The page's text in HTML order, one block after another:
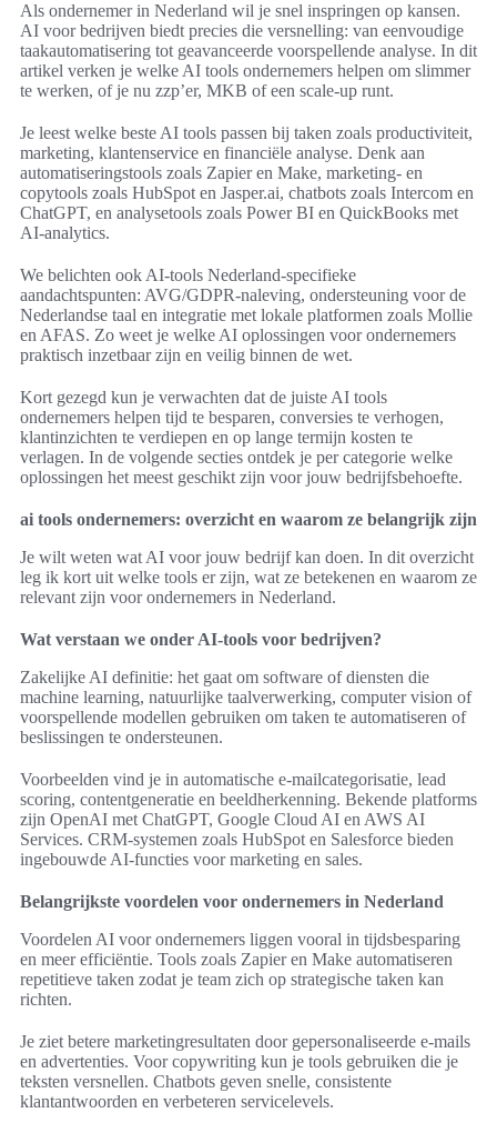
Als ondernemer in Nederland wil je snel inspringen op kansen.
AI voor bedrijven biedt precies die versnelling: van eenvoudige
taakautomatisering tot geavanceerde voorspellende analyse. In dit
artikel verken je welke AI tools ondernemers helpen om slimmer
te werken, of je nu zzp’er, MKB of een scale-up runt.
Je leest welke beste AI tools passen bij taken zoals productiviteit,
marketing, klantenservice en financiële analyse. Denk aan
automatiseringstools zoals Zapier en Make, marketing- en
copytools zoals HubSpot en Jasper.ai, chatbots zoals Intercom en
ChatGPT, en analysetools zoals Power BI en QuickBooks met
AI-analytics.
We belichten ook AI-tools Nederland-specifieke
aandachtspunten: AVG/GDPR-naleving, ondersteuning voor de
Nederlandse taal en integratie met lokale platformen zoals Mollie
en AFAS. Zo weet je welke AI oplossingen voor ondernemers
praktisch inzetbaar zijn en veilig binnen de wet.
Kort gezegd kun je verwachten dat de juiste AI tools
ondernemers helpen tijd te besparen, conversies te verhogen,
klantinzichten te verdiepen en op lange termijn kosten te
verlagen. In de volgende secties ontdek je per categorie welke
oplossingen het meest geschikt zijn voor jouw bedrijfsbehoefte.
ai tools ondernemers: overzicht en waarom ze belangrijk zijn
Je wilt weten wat AI voor jouw bedrijf kan doen. In dit overzicht
leg ik kort uit welke tools er zijn, wat ze betekenen en waarom ze
relevant zijn voor ondernemers in Nederland.
Wat verstaan we onder AI-tools voor bedrijven?
Zakelijke AI definitie: het gaat om software of diensten die
machine learning, natuurlijke taalverwerking, computer vision of
voorspellende modellen gebruiken om taken te automatiseren of
beslissingen te ondersteunen.
Voorbeelden vind je in automatische e-mailcategorisatie, lead
scoring, contentgeneratie en beeldherkenning. Bekende platforms
zijn OpenAI met ChatGPT, Google Cloud AI en AWS AI
Services. CRM-systemen zoals HubSpot en Salesforce bieden
ingebouwde AI-functies voor marketing en sales.
Belangrijkste voordelen voor ondernemers in Nederland
Voordelen AI voor ondernemers liggen vooral in tijdsbesparing
en meer efficiëntie. Tools zoals Zapier en Make automatiseren
repetitieve taken zodat je team zich op strategische taken kan
richten.
Je ziet betere marketingresultaten door gepersonaliseerde e-mails
en advertenties. Voor copywriting kun je tools gebruiken die je
teksten versnellen. Chatbots geven snelle, consistente
klantantwoorden en verbeteren servicelevels.